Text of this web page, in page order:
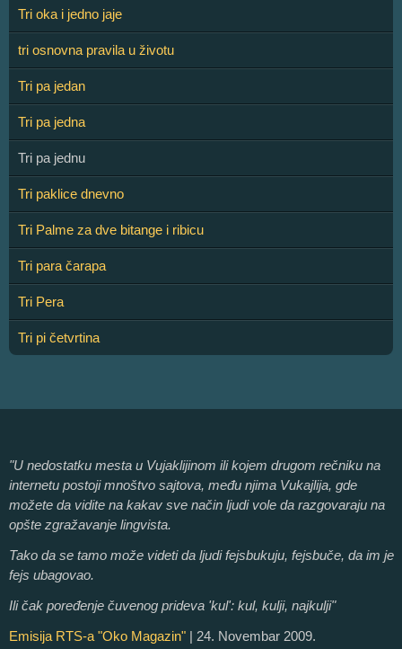
Tri oka i jedno jaje
tri osnovna pravila u životu
Tri pa jedan
Tri pa jedna
Tri pa jednu
Tri paklice dnevno
Tri Palme za dve bitange i ribicu
Tri para čarapa
Tri Pera
Tri pi četvrtina
"U nedostatku mesta u Vujaklijinom ili kojem drugom rečniku na
internetu postoji mnoštvo sajtova, među njima Vukajlija, gde
možete da vidite na kakav sve način ljudi vole da razgovaraju na
opšte zgražavanje lingvista.
Tako da se tamo može videti da ljudi fejsbukuju, fejsbuče, da im je
fejs ubagovao.
Ili čak poređenje čuvenog prideva 'kul': kul, kulji, najkulji"
Emisija RTS-a "Oko Magazin" | 24. Novembar 2009.